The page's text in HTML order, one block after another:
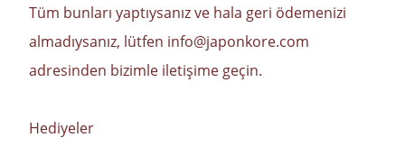
Tüm bunları yaptıysanız ve hala geri ödemenizi
almadıysanız, lütfen info@japonkore.com
adresinden bizimle iletişime geçin.
Hediyeler